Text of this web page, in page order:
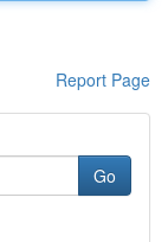
Report Page
Go